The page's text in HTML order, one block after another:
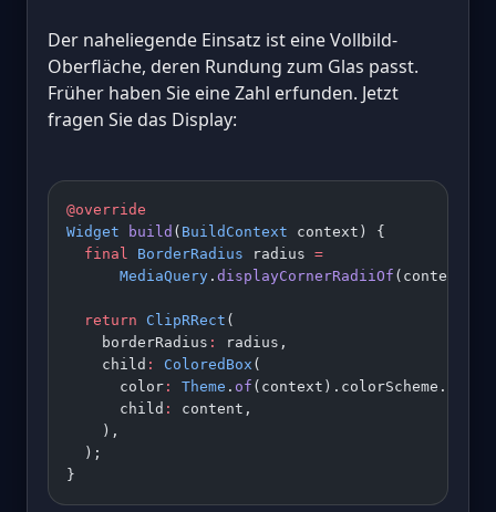
Der naheliegende Einsatz ist eine Vollbild-
Oberfläche, deren Rundung zum Glas passt.
Früher haben Sie eine Zahl erfunden. Jetzt
fragen Sie das Display:
@override
Widget build ( BuildContext context) {
  final
BorderRadius radius =
      MediaQuery
. displayCornerRadiiOf (context)
  return
ClipRRect (
    borderRadius
:
radius,
    child
: ColoredBox (
      color
: Theme . of
      child
:
content,
    ),
  );
}